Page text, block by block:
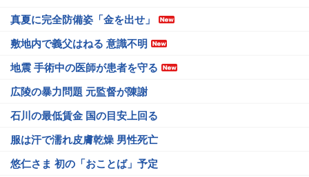
真夏に完全防備姿「金を出せ」
敷地内で義父はねる 意識不明
地震 手術中の医師が患者を守る
広陵の暴力問題 元監督が陳謝
石川の最低賃金 国の目安上回る
服は汗で濡れ皮膚乾燥 男性死亡
悠仁さま 初の「おことば」予定